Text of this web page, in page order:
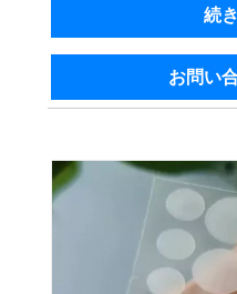
続
お問い